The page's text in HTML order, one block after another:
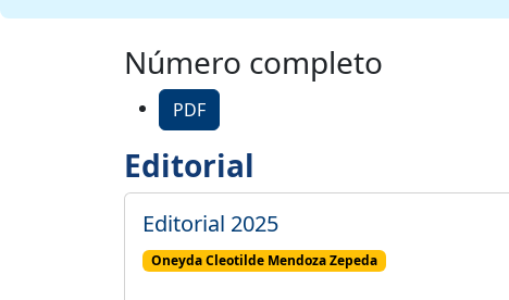
Número completo
PDF
Editorial
Editorial 2025
Oneyda Cleotilde Mendoza Zepeda